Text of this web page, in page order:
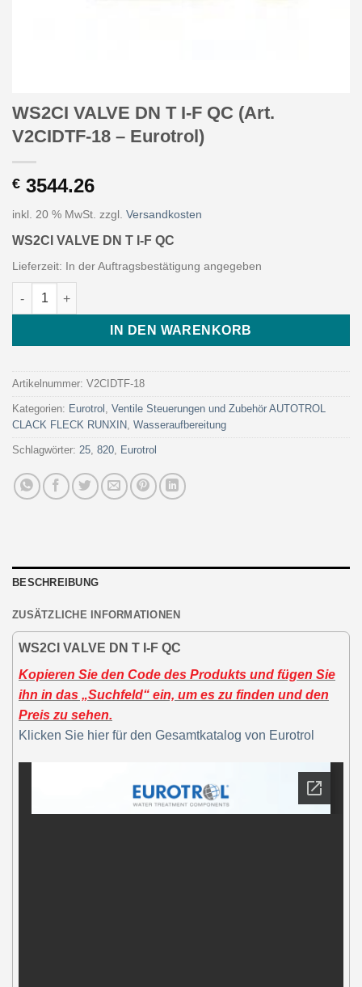
WS2CI VALVE DN T I-F QC (Art.
V2CIDTF-18 – Eurotrol)
€ 3544.26
inkl. 20 % MwSt. zzgl. Versandkosten
WS2CI VALVE DN T I-F QC
Lieferzeit: In der Auftragsbestätigung angegeben
WS2CI VALVE DN T I-F QC (Art. V2CIDTF-18 - Eurotrol) Menge
IN DEN WARENKORB
Artikelnummer: V2CIDTF-18
Kategorien: Eurotrol , Ventile Steuerungen und Zubehör AUTOTROL
CLACK FLECK RUNXIN, Wasseraufbereitung
Schlagwörter: 25, 820, Eurotrol
BESCHREIBUNG
ZUSÄTZLICHE INFORMATIONEN
WS2CI VALVE DN T I-F QC
Kopieren Sie den Code des Produkts und fügen Sie
ihn in das „Suchfeld“ ein, um es zu finden und den
Preis zu sehen.
Klicken Sie hier für den Gesamtkatalog von Eurotrol